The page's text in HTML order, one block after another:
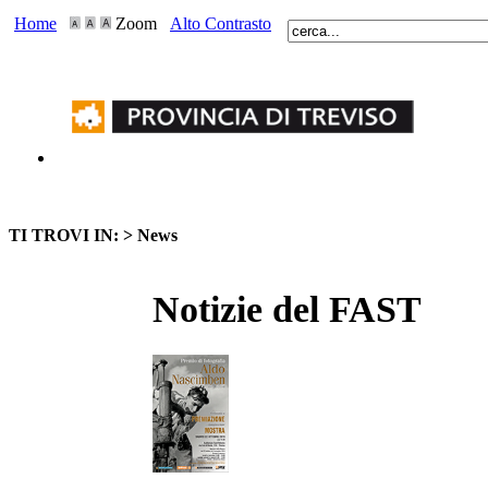
Home Zoom Alto Contrasto
TI TROVI IN: > News
Notizie del FAST